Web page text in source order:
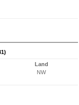
Land
NW